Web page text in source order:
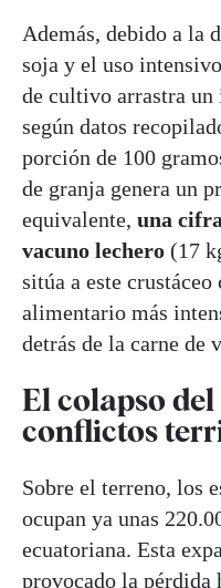
Además, debido a la
soja y el uso
de cultivo arrastra
según datos
porción de 100
de granja genera un
equivalente, una
vacuno lechero (17
sitúa a este
alimentario más
detrás de la carne de
El colapso
conflictos
Sobre el terreno, los
ocupan ya unas
ecuatoriana. Esta
provocado la pérdida